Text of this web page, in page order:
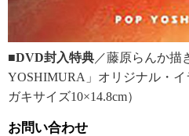
■DVD封入特典 ／藤原らんか描
YOSHIMURA」オリジナル・
ガキサイズ10×14.8cm）
お問い合わせ